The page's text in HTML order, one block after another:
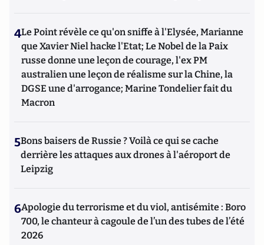
4Le Point révèle ce qu'on sniffe à l'Elysée, Marianne
que Xavier Niel hacke l'Etat; Le Nobel de la Paix
russe donne une leçon de courage, l'ex PM
australien une leçon de réalisme sur la Chine, la
DGSE une d'arrogance; Marine Tondelier fait du
Macron
5Bons baisers de Russie ? Voilà ce qui se cache
derrière les attaques aux drones à l'aéroport de
Leipzig
6Apologie du terrorisme et du viol, antisémite : Boro
700, le chanteur à cagoule de l’un des tubes de l’été
2026